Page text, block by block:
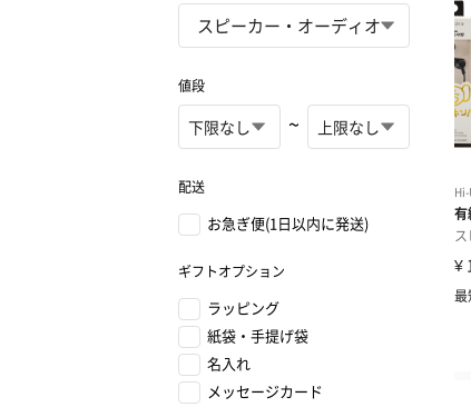
値段
~
配送
お急ぎ便(1日以内に発送)
ギフトオプション
ラッピング
紙袋・手提げ袋
名入れ
メッセージカード